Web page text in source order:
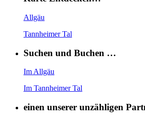
Allgäu
Tannheimer Tal
Suchen und Buchen …
Im Allgäu
Im Tannheimer Tal
einen unserer unzähligen